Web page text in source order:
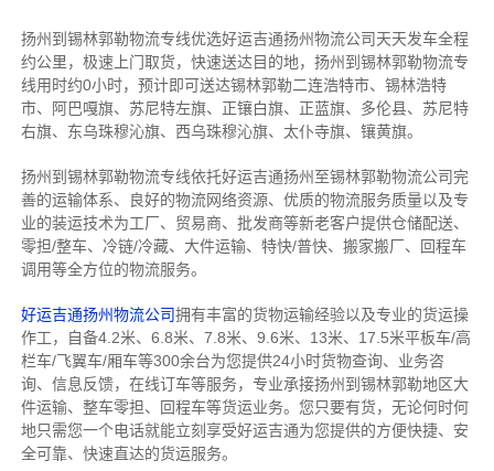
扬州到锡林郭勒物流专线优选好运吉通扬州物流公司天天发车全程
约公里， 极速上门取货，快速送达目的地，扬州到锡林郭勒物流专
线用时约0小时，预计即可送达锡林郭勒二连浩特市、锡林浩特
市、阿巴嘎旗、苏尼特左旗、正镶白旗、正蓝旗、多伦县、苏尼特
右旗、东乌珠穆沁旗、西乌珠穆沁旗、太仆寺旗、镶黄旗。
扬州到锡林郭勒物流专线依托好运吉通扬州至锡林郭勒物流公司完
善的运输体系、良好的物流网络资源、优质的物流服务质量以及专
业的装运技术为工厂、贸易商、批发商等新老客户提供仓储配送、
零担/整车、冷链/冷藏、大件运输、特快/普快、搬家搬厂、回程车
调用等全方位的物流服务。
好运吉通扬州物流公司拥有丰富的货物运输经验以及专业的货运操
作工，自备4.2米、6.8米、7.8米、9.6米、13米、17.5米平板车/高
栏车/飞翼车/厢车等300余台为您提供24小时货物查询、业务咨
询、信息反馈，在线订车等服务， 专业承接扬州到锡林郭勒地区大
件运输、整车零担、回程车等货运业务。 您只要有货，无论何时何
地只需您一个电话就能立刻享受好运吉通为您提供的方便快捷、安
全可靠、快速直达的货运服务。